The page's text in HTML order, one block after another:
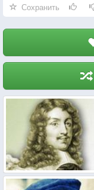
отрываясь, на
и
слышишь в лесу,
неописуемой
болтовню. Я
напоминает
нужно себя
умирают.
Сохранить